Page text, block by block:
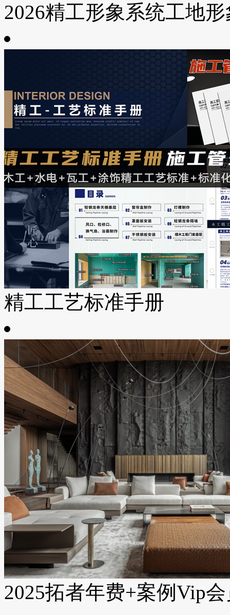
2026精工形象系统工地
精工工艺标准手册
2025拓者年费+案例Vip